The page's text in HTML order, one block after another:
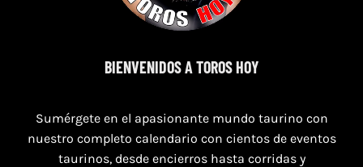
TOROS SEGART 7 Y 8 DE AGOSTO 2026
BIENVENIDOS A TOROS HOY
Sumérgete en el apasionante mundo taurino con
nuestro completo calendario con cientos de eventos
taurinos, desde encierros hasta corridas y